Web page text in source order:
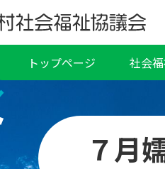
トップページ 社会
７月